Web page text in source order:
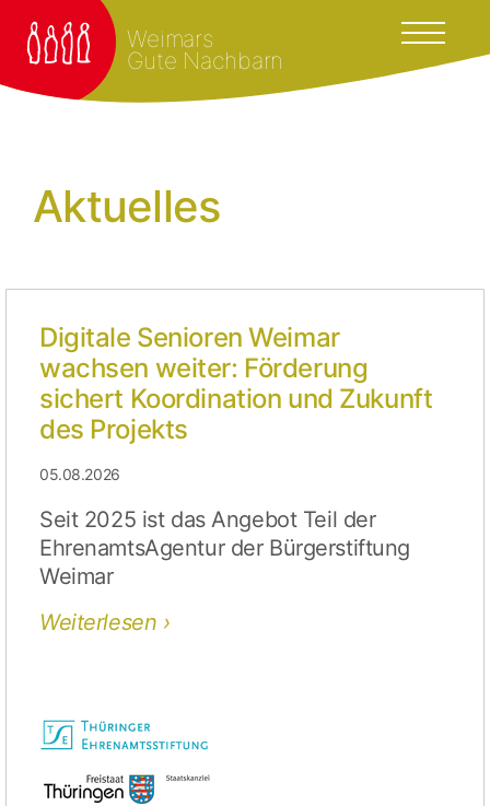
Weimars
Gute Nachbarn
Aktuelles
Digitale Senioren Weimar
wachsen weiter: Förderung
sichert Koordination und Zukunft
des Projekts
05.08.2026
Seit 2025 ist das Angebot Teil der
EhrenamtsAgentur der Bürgerstiftung
Weimar
Weiterlesen